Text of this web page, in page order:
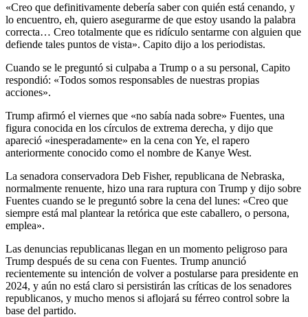
«Creo que definitivamente debería saber con quién está cenando, y
lo encuentro, eh, quiero asegurarme de que estoy usando la palabra
correcta… Creo totalmente que es ridículo sentarme con alguien que
defiende tales puntos de vista». Capito dijo a los periodistas.
Cuando se le preguntó si culpaba a Trump o a su personal, Capito
respondió: «Todos somos responsables de nuestras propias
acciones».
Trump afirmó el viernes que «no sabía nada sobre» Fuentes, una
figura conocida en los círculos de extrema derecha, y dijo que
apareció «inesperadamente» en la cena con Ye, el rapero
anteriormente conocido como el nombre de Kanye West.
La senadora conservadora Deb Fisher, republicana de Nebraska,
normalmente renuente, hizo una rara ruptura con Trump y dijo sobre
Fuentes cuando se le preguntó sobre la cena del lunes: «Creo que
siempre está mal plantear la retórica que este caballero, o persona,
emplea».
Las denuncias republicanas llegan en un momento peligroso para
Trump después de su cena con Fuentes. Trump anunció
recientemente su intención de volver a postularse para presidente en
2024, y aún no está claro si persistirán las críticas de los senadores
republicanos, y mucho menos si aflojará su férreo control sobre la
base del partido.